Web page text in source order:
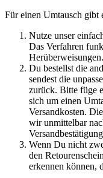
Für einen Umtausch gibt
Nutze unser
Das Verfahren
Herüberweisungen.
Du bestellst die
sendest die
zurück. Bitte füge
sich um einen
Versandkosten.
wir unmittelbar
Wenn Du nicht
den
erkennen können,